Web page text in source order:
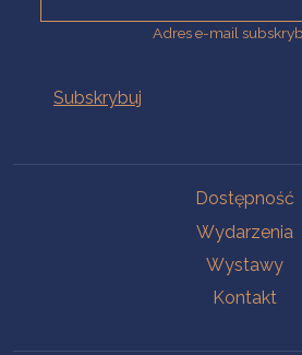
Adres e-mail
Dostępność
Wydarzenia
Wystawy
Kontakt